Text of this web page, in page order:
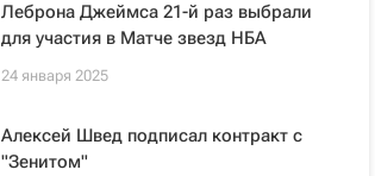
Леброна Джеймса 21-й раз выбрали
для участия в Матче звезд НБА
24 января 2025
Алексей Швед подписал контракт с
"Зенитом"